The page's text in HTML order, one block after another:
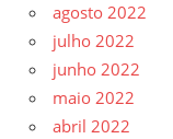
agosto 2022
julho 2022
junho 2022
maio 2022
abril 2022